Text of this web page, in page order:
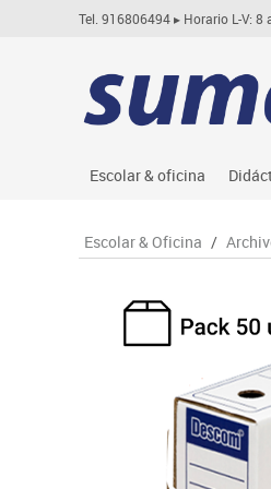
Tel. 916806494▸ Horario L-V: 8
Escolar & oficina
Archivo
Dibujo técnico y artístico
Escritura y corrección
Manualidades
Material escolar
Plastifica, encuaderna,
Escolar & Oficina /